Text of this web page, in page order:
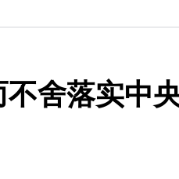
不舍落实中